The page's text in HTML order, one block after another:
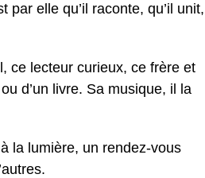
elle qu’il raconte, qu’il unit,
ce lecteur curieux, ce frère et
d’un livre. Sa musique, il la
la lumière, un rendez-vous